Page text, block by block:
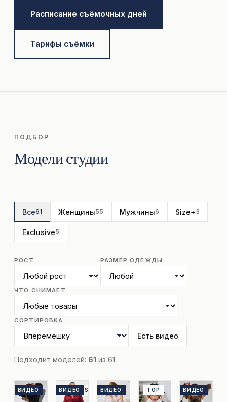
Расписание съёмочных дней
Тарифы съёмки
ПОДБОР
Модели студии
Все61 Женщины55 Мужчины6 Size+3
Exclusive5
РОСТ РАЗМЕР ОДЕЖДЫ
ЧТО СНИМАЕТ
СОРТИРОВКА
Есть видео
Подходит моделей: 61 из 61
TOP
ВИДЕО EXCLUSIVE
ВИДЕО TOP
ВИДЕО TOP TOP
ВИДЕО